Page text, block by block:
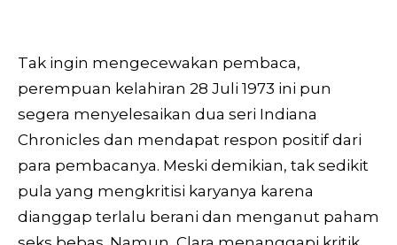
Tak ingin mengecewakan pembaca,
perempuan kelahiran 28 Juli 1973 ini pun
segera menyelesaikan dua seri Indiana
Chronicles dan mendapat respon positif dari
para pembacanya. Meski demikian, tak sedikit
pula yang mengkritisi karyanya karena
dianggap terlalu berani dan menganut paham